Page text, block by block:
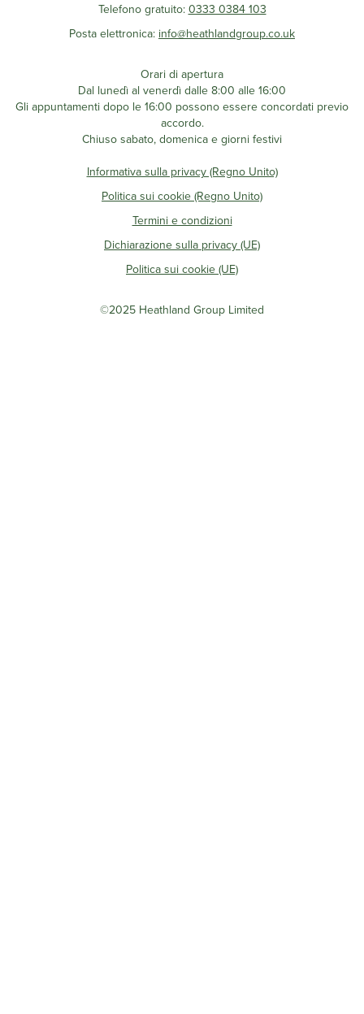
Telefono gratuito: 0333 0384 103
Posta elettronica: info@heathlandgroup.co.uk
Orari di apertura
Dal lunedì al venerdì dalle 8:00 alle 16:00
Gli appuntamenti dopo le 16:00 possono essere concordati previo
accordo.
Chiuso sabato, domenica e giorni festivi
Informativa sulla privacy (Regno Unito)
Politica sui cookie (Regno Unito)
Termini e condizioni
Dichiarazione sulla privacy (UE)
Politica sui cookie (UE)
©2025 Heathland Group Limited